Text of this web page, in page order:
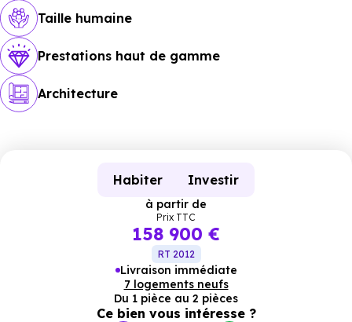
Taille humaine
Prestations haut de gamme
Architecture
Habiter Investir
à partir de
Prix TTC
158 900 €
RT 2012
Livraison immédiate
7 logements neufs
Du 1 pièce au 2 pièces
Ce bien vous intéresse ?